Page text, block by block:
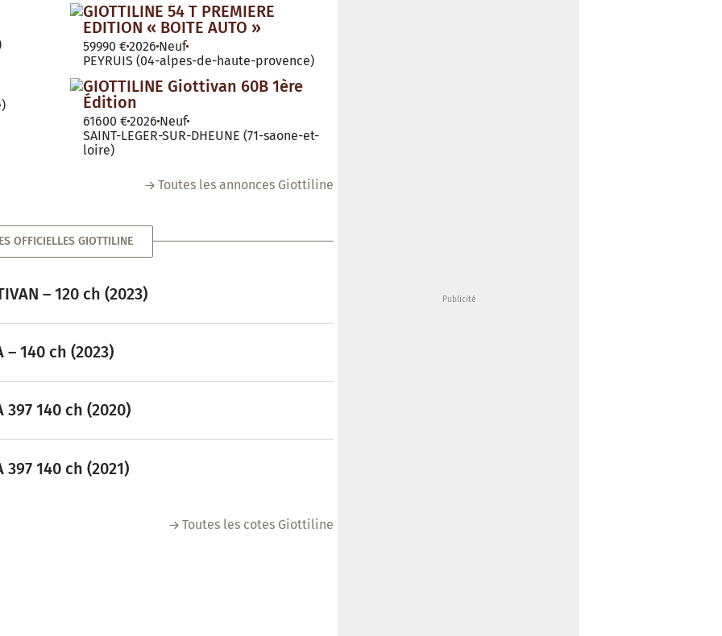
GIOTTILINE 54 T PREMIERE
EDITION « BOITE AUTO »
59990 €2026 Neuf
PEYRUIS (04-alpes-de-haute-provence)
GIOTTILINE Giottivan 60B 1ère
Édition
61600 €2026 Neuf
SAINT-LEGER-SUR-DHEUNE (71-saone-et-
loire)
Toutes les annonces Giottiline
OFFICIELLES GIOTTILINE
– 120 ch (2023)
140 ch (2023)
140 ch (2020)
140 ch (2021)
Toutes les cotes Giottiline